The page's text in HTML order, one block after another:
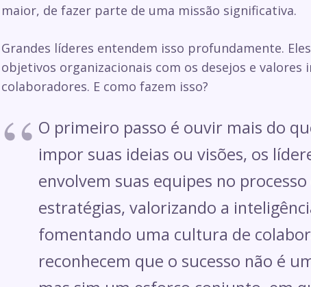
maior, de fazer parte de uma missão significativa.
Grandes líderes entendem isso profundamente.
objetivos organizacionais com os desejos e valores
colaboradores. E como fazem isso?
O primeiro passo é ouvir mais do
impor suas ideias ou visões, os
envolvem suas equipes no
estratégias, valorizando a
fomentando uma cultura de
reconhecem que o sucesso não é